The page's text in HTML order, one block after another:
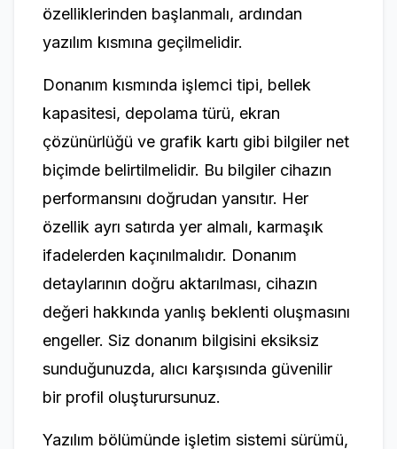
özelliklerinden başlanmalı, ardından
yazılım kısmına geçilmelidir.
Donanım kısmında işlemci tipi, bellek
kapasitesi, depolama türü, ekran
çözünürlüğü ve grafik kartı gibi bilgiler net
biçimde belirtilmelidir. Bu bilgiler cihazın
performansını doğrudan yansıtır. Her
özellik ayrı satırda yer almalı, karmaşık
ifadelerden kaçınılmalıdır. Donanım
detaylarının doğru aktarılması, cihazın
değeri hakkında yanlış beklenti oluşmasını
engeller. Siz donanım bilgisini eksiksiz
sunduğunuzda, alıcı karşısında güvenilir
bir profil oluşturursunuz.
Yazılım bölümünde işletim sistemi sürümü,